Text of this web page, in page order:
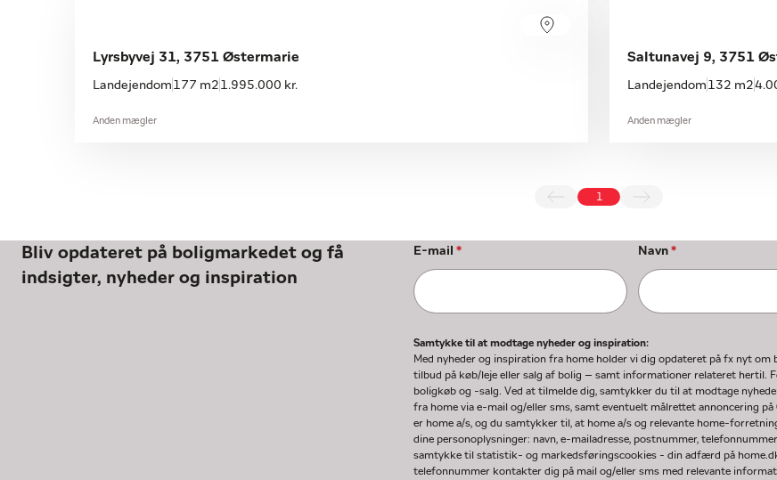
Lyrsbyvej 31, 3751 Østermarie
Landejendom 177 m2 1.995.000 kr.
Anden mægler
Saltunavej 9, 3751
Landejendom 132 m2
Anden mægler
1
Bliv opdateret på boligmarkedet og få
indsigter, nyheder og inspiration
E-mail * Navn *
Samtykke til at modtage nyheder og inspiration:
Med nyheder og inspiration fra home holder vi dig opdateret på fx nyt
tilbud på køb/leje eller salg af bolig – samt informationer relateret hertil.
boligkøb og -salg. Ved at tilmelde dig, samtykker du til at modtage
fra home via e-mail og/eller sms, samt eventuelt målrettet annoncering
er home a/s, og du samtykker til, at home a/s og relevante home-
dine personoplysninger: navn, e-mailadresse, postnummer,
samtykke til statistik- og markedsføringscookies - din adfærd på
telefonnummer kontakter dig på mail og/eller sms med relevante